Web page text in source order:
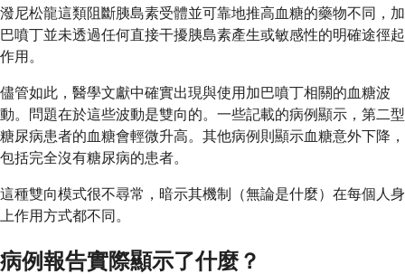
潑尼松龍這類阻斷胰島素受體並可靠地推高血糖的藥物不同，加
巴噴丁並未透過任何直接干擾胰島素產生或敏感性的明確途徑起
作用。
儘管如此，醫學文獻中確實出現與使用加巴噴丁相關的血糖波
動。問題在於這些波動是雙向的。一些記載的病例顯示，第二型
糖尿病患者的血糖會輕微升高。其他病例則顯示血糖意外下降，
包括完全沒有糖尿病的患者。
這種雙向模式很不尋常，暗示其機制（無論是什麼）在每個人身
上作用方式都不同。
病例報告實際顯示了什麼？